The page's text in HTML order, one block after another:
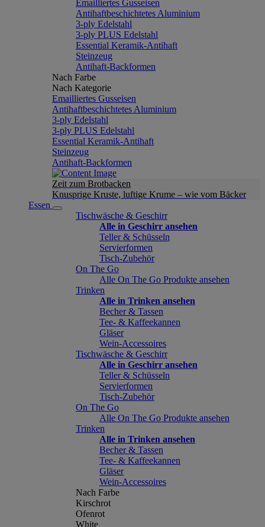
Emailliertes Gusseisen
Antihaftbeschichtetes Aluminium
3-ply Edelstahl
3-ply PLUS Edelstahl
Essential Keramik-Antihaft
Steinzeug
Antihaft-Backformen
Nach Farbe
Nach Kategorie
Emailliertes Gusseisen
Antihaftbeschichtetes Aluminium
3-ply Edelstahl
3-ply PLUS Edelstahl
Essential Keramik-Antihaft
Steinzeug
Antihaft-Backformen
Zeit zum Brotbacken
Knusprige Kruste, luftige Krume – wie vom Bäcker
Essen
Tischwäsche & Geschirr
Alle in Geschirr ansehen
Teller & Schüsseln
Servierformen
Tisch-Zubehör
On The Go
Alle On The Go Produkte ansehen
Trinken
Alle in Trinken ansehen
Becher & Tassen
Tee- & Kaffeekannen
Gläser
Wein-Accessoires
Tischwäsche & Geschirr
Alle in Geschirr ansehen
Teller & Schüsseln
Servierformen
Tisch-Zubehör
On The Go
Alle On The Go Produkte ansehen
Trinken
Alle in Trinken ansehen
Becher & Tassen
Tee- & Kaffeekannen
Gläser
Wein-Accessoires
Nach Farbe
Kirschrot
Ofenrot
White